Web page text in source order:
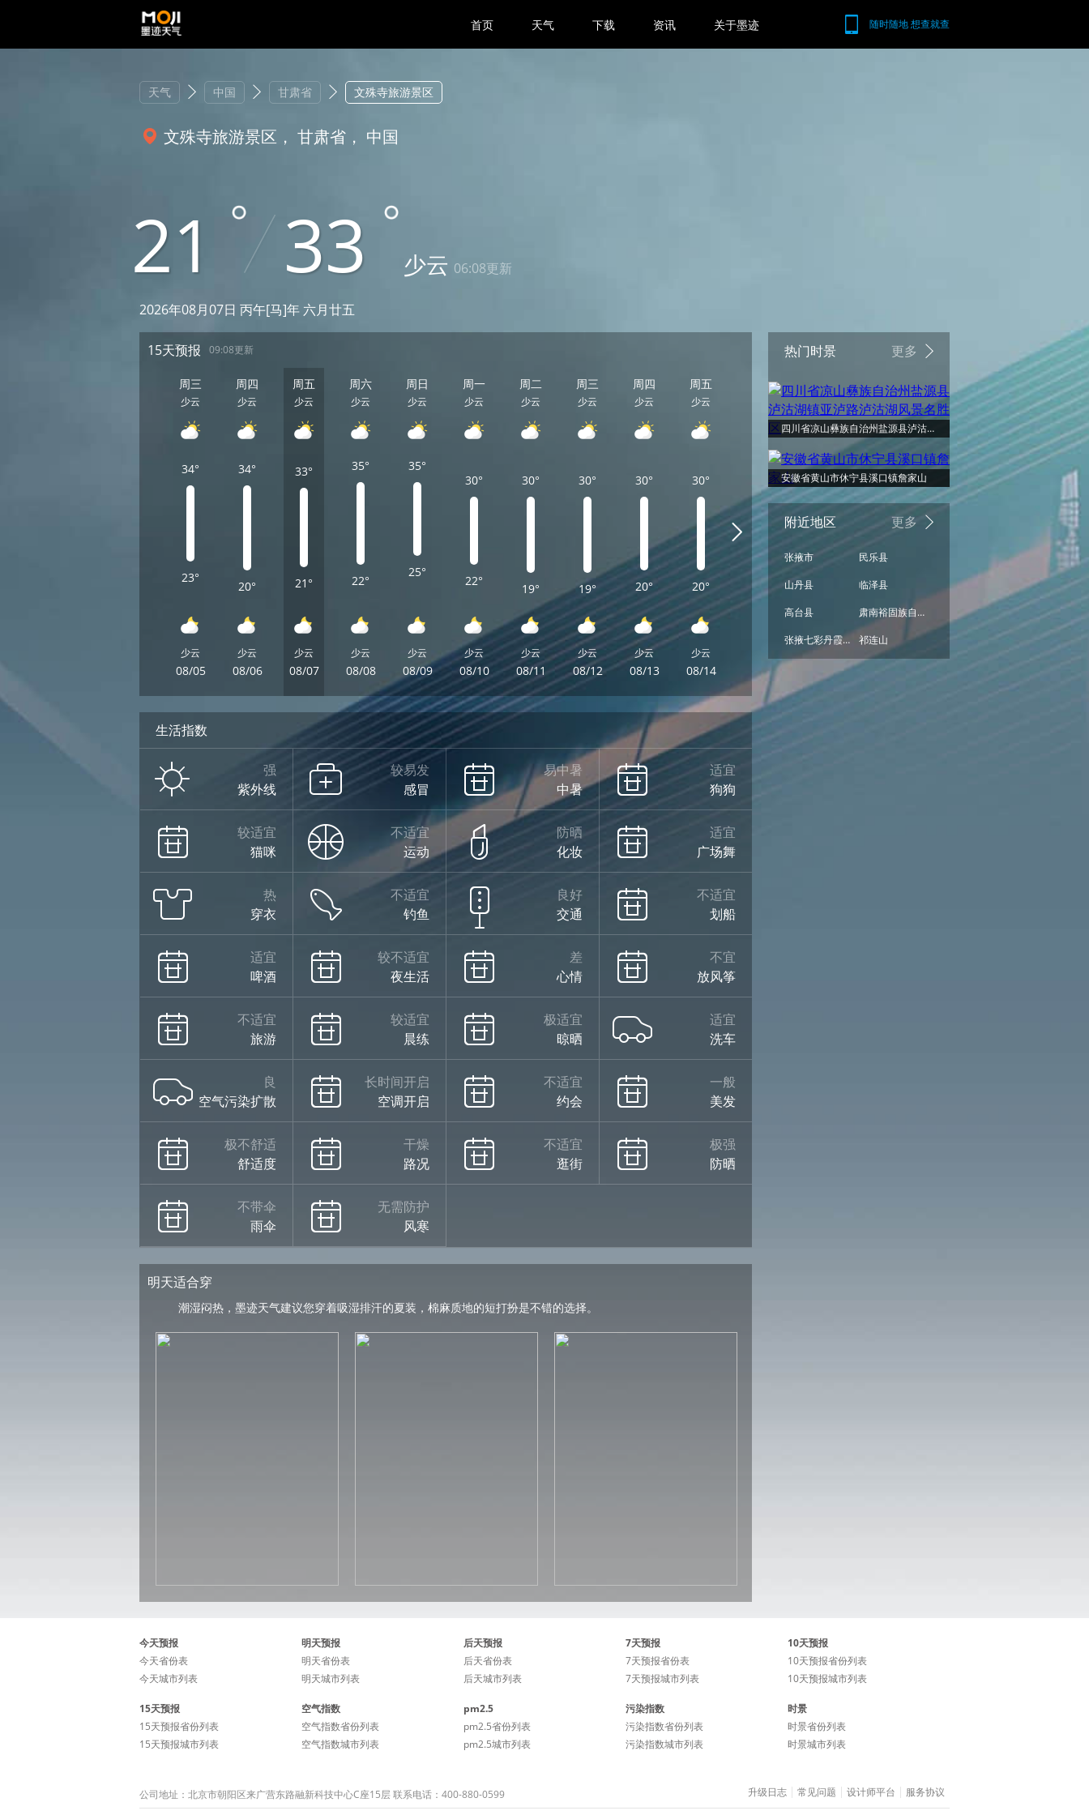
随时随地 想查就查
首页 天气 下载 资讯 关于墨迹
天气 中国 甘肃省 文殊寺旅游景区
文殊寺旅游景区， 甘肃省， 中国
21 33 少云 06:08更新
2026年08月07日 丙午[马]年 六月廿五
热门时景 更多
四川省凉山彝族自治州盐源县泸沽湖镇亚泸路泸沽湖风景名胜区
安徽省黄山市休宁县溪口镇詹家山
附近地区 更多
张掖市
民乐县
山丹县
临泽县
高台县
肃南裕固族自治县
张掖七彩丹霞景区
祁连山
15天预报 09:08更新
周三
少云
34°
23°
少云
08/05
周四
少云
34°
20°
少云
08/06
周五
少云
33°
21°
少云
08/07
周六
少云
35°
22°
少云
08/08
周日
少云
35°
25°
少云
08/09
周一
少云
30°
22°
少云
08/10
周二
少云
30°
19°
少云
08/11
周三
少云
30°
19°
少云
08/12
周四
少云
30°
20°
少云
08/13
周五
少云
30°
20°
少云
08/14
周六
27°
19°
08/15
周日
阴
26°
19°
少云
周一
少云
29°
20°
少云
08/17
周二
少云
31°
周三
少云
32°
22°
周四
少云
22°
生活指数
强
紫外线
较易发
感冒
易中暑
中暑
适宜
狗狗
较适宜
猫咪
不适宜
运动
防晒
化妆
适宜
广场舞
热
穿衣
不适宜
钓鱼
良好
交通
不适宜
划船
适宜
啤酒
较不适宜
夜生活
差
心情
不宜
放风筝
不适宜
旅游
较适宜
晨练
极适宜
晾晒
适宜
洗车
良
空气污染扩散
长时间开启
空调开启
不适宜
约会
一般
美发
极不舒适
舒适度
干燥
路况
不适宜
逛街
极强
防晒
不带伞
雨伞
无需防护
风寒
明天适合穿
潮湿闷热，墨迹天气建议您穿着吸湿排汗的夏装，棉麻质地的短打扮是不错的选择。
今天预报
今天省份表
今天城市列表
明天预报
明天省份表
明天城市列表
后天预报
后天省份表
后天城市列表
7天预报
7天预报省份表
7天预报城市列表
10天预报
10天预报省份列表
10天预报城市列表
15天预报
15天预报省份列表
15天预报城市列表
空气指数
空气指数省份列表
空气指数城市列表
pm2.5
pm2.5省份列表
pm2.5城市列表
污染指数
污染指数省份列表
污染指数城市列表
时景
时景省份列表
时景城市列表
公司地址：北京市朝阳区来广营东路融新科技中心C座15层 联系电话：400-880-0599 升级日志 常见问题 设计师平台 服务协议